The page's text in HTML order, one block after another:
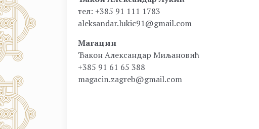
тел: +385 91 111 1783
aleksandar.lukic91@gmail.com
Магацин
Ђакон Александар Миљановић
+385 91 61 65 388
magacin.zagreb@gmail.com